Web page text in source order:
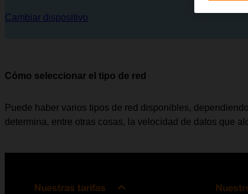
Cambiar dispositivo
Cómo seleccionar el tipo de red
Puede haber varios tipos de red disponibles,
determina, entre otras cosas, la velocidad de datos que
Nuestras tarifas